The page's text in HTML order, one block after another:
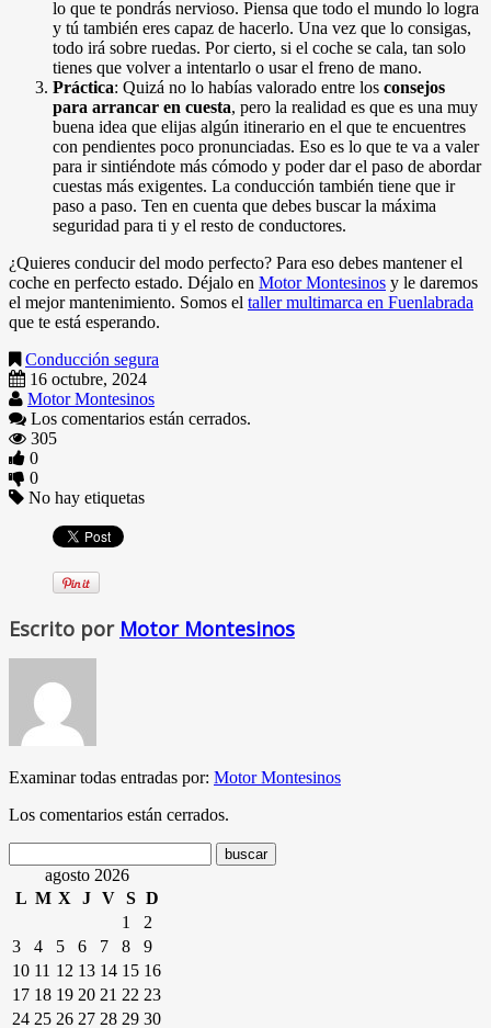
lo que te pondrás nervioso. Piensa que todo el mundo lo logra
y tú también eres capaz de hacerlo. Una vez que lo consigas,
todo irá sobre ruedas. Por cierto, si el coche se cala, tan solo
tienes que volver a intentarlo o usar el freno de mano.
Práctica: Quizá no lo habías valorado entre los consejos
para arrancar en cuesta, pero la realidad es que es una muy
buena idea que elijas algún itinerario en el que te encuentres
con pendientes poco pronunciadas. Eso es lo que te va a valer
para ir sintiéndote más cómodo y poder dar el paso de abordar
cuestas más exigentes. La conducción también tiene que ir
paso a paso. Ten en cuenta que debes buscar la máxima
seguridad para ti y el resto de conductores.
¿Quieres conducir del modo perfecto? Para eso debes mantener el
coche en perfecto estado. Déjalo en Motor Montesinos y le daremos
el mejor mantenimiento. Somos el taller multimarca en Fuenlabrada
que te está esperando.
Conducción segura
16 octubre, 2024
Motor Montesinos
Los comentarios están cerrados.
305
0
0
No hay etiquetas
Escrito por Motor Montesinos
Examinar todas entradas por: Motor Montesinos
Los comentarios están cerrados.
agosto 2026
L M X J V S D
1
2
3
4 5 6 7 8
9
10 11 12 13 14 15 16
17 18 19 20 21 22 23
24 25 26 27 28 29 30